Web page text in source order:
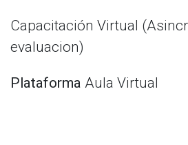
Capacitación Virtual
evaluacion)
Plataforma Aula Virtual